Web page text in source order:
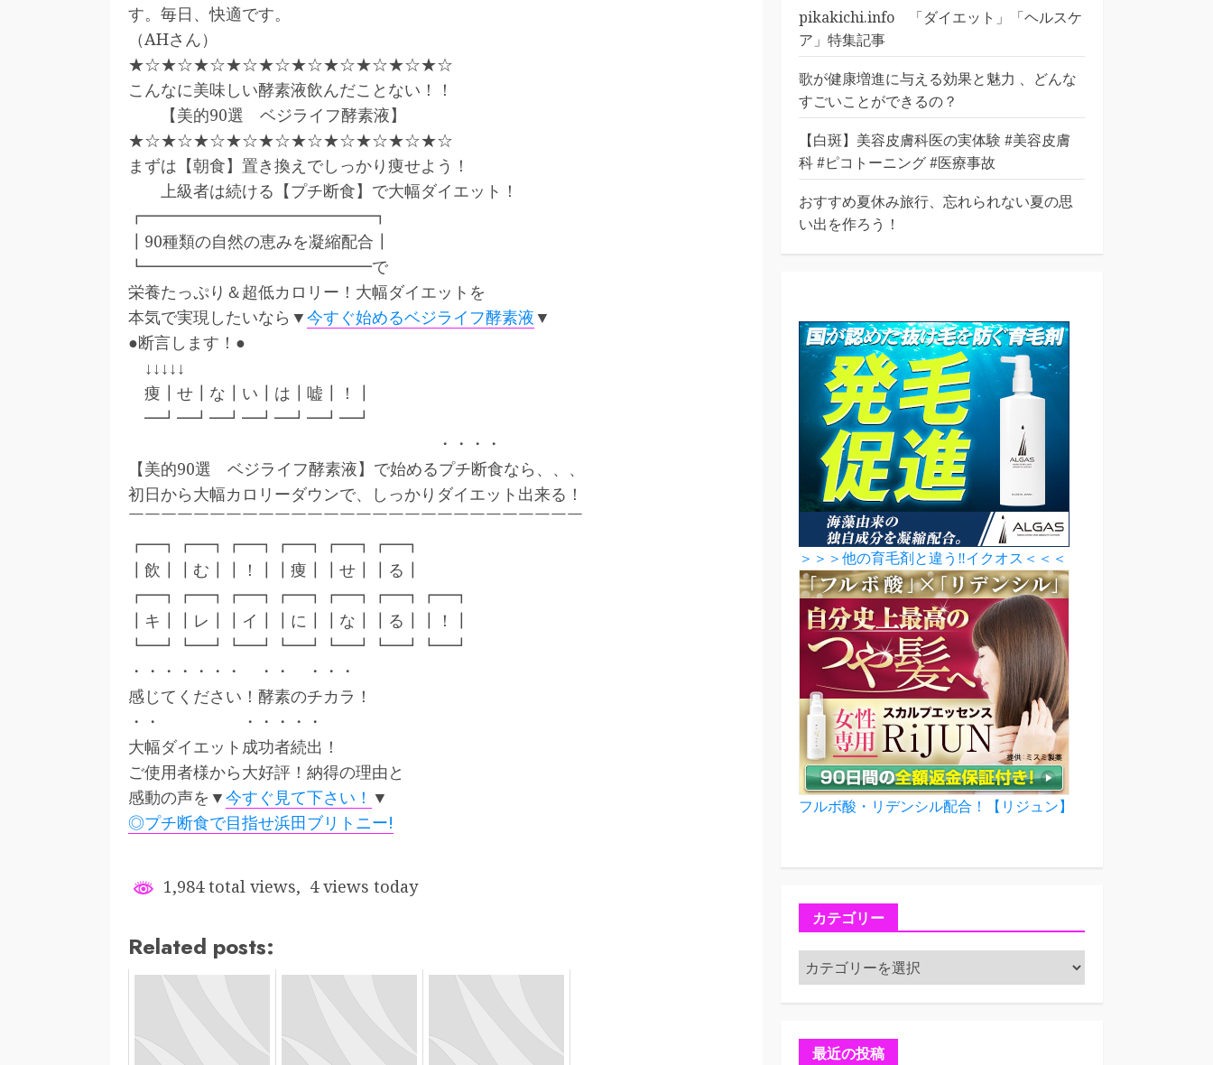
す。毎日、快適です。
（AHさん）
★☆★☆★☆★☆★☆★☆★☆★☆★☆★☆
こんなに美味しい酵素液飲んだことない！！
【美的90選 ベジライフ酵素液】
★☆★☆★☆★☆★☆★☆★☆★☆★☆★☆
まずは【朝食】置き換えでしっかり痩せよう！
上級者は続ける【プチ断食】で大幅ダイエット！
┏━━━━━━━━━━━━━━┓
┃90種類の自然の恵みを凝縮配合┃
┗━━━━━━━━━━━━━━で
栄養たっぷり＆超低カロリー！大幅ダイエットを
本気で実現したいなら▼今すぐ始めるベジライフ酵素液 ▼
●断言します！●
↓↓↓↓↓
痩┃せ┃な┃い┃は┃嘘┃！┃
━┛━┛━┛━┛━┛━┛━┛
・・・・
【美的90選 ベジライフ酵素液】で始めるプチ断食なら、、、
初日から大幅カロリーダウンで、しっかりダイエット出来る！
￣￣￣￣￣￣￣￣￣￣￣￣￣￣￣￣￣￣￣￣￣￣￣￣￣￣￣￣
┏━┓┏━┓┏━┓┏━┓┏━┓┏━┓
┃飲┃┃む┃┃！┃┃痩┃┃せ┃┃る┃
┏━┓┏━┓┏━┓┏━┓┏━┓┏━┓┏━┓
┃キ┃┃レ┃┃イ┃┃に┃┃な┃┃る┃┃！┃
┗━┛┗━┛┗━┛┗━┛┗━┛┗━┛┗━┛
・・・・・・・ ・・ ・・・
感じてください！酵素のチカラ！
・・ ・・・・・
大幅ダイエット成功者続出！
ご使用者様から大好評！納得の理由と
感動の声を▼今すぐ見て下さい！ ▼
◎プチ断食で目指せ浜田ブリトニー!
1,984 total views, 4 views today
Related posts:
pikakichi.info 「ダイエット」「ヘルスケ
ア」特集記事
歌が健康増進に与える効果と魅力 、どんな
すごいことができるの？
【白斑】美容皮膚科医の実体験 #美容皮膚
科 #ピコトーニング #医療事故
おすすめ夏休み旅行、忘れられない夏の思
い出を作ろう！
＞＞＞他の育毛剤と違う‼イクオス＜＜＜
フルボ酸・リデンシル配合！【リジュン】
カテゴリー
カ
テ
ゴ
ー最近の投稿